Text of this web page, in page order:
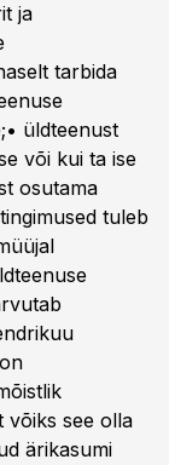
ja
tarbida
üldteenust
või kui ta ise
osutama
tuleb
võiks see olla
ärikasumi